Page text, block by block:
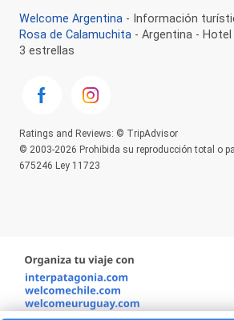
Welcome Argentina - Información
Rosa de Calamuchita - Argentina -
3 estrellas
Ratings and Reviews: © TripAdvisor
© 2003-2026 Prohibida su reproducción total o
675246 Ley 11723